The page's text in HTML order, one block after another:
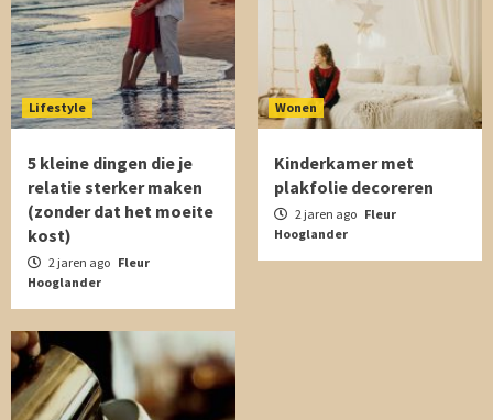
Lifestyle
5 kleine dingen die je
relatie sterker maken
(zonder dat het moeite
kost)
2 jaren ago Fleur
Hooglander
Wonen
Kinderkamer met
plakfolie decoreren
2 jaren ago Fleur
Hooglander